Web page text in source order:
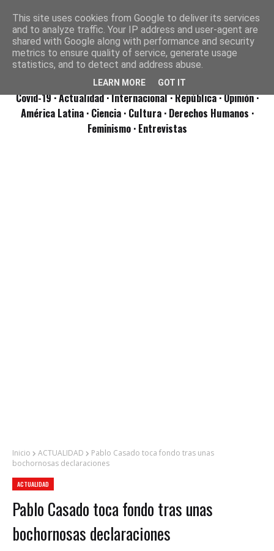
Covid-19· Actualidad· Internacional· República· Opinión·
América Latina · Ciencia · Cultura · Derechos Humanos ·
Feminismo · Entrevistas
Inicio ACTUALIDAD
Pablo Casado toca fondo tras unas
bochornosas declaraciones
ACTUALIDAD
Pablo Casado toca fondo tras unas
bochornosas declaraciones
This site uses cookies from Google to deliver its services
and to analyze traffic. Your IP address and user-agent are
shared with Google along with performance and security
metrics to ensure quality of service, generate usage
statistics, and to detect and address abuse.
LEARN MORE GOT IT